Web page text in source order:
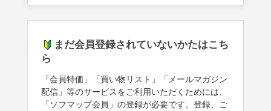
まだ会員登録されていないかたはこち
ら
「会員特価」「買い物リスト」「メールマガジン
配信」等のサービスをご利用いただくためには、
「ソフマップ会員」の登録が必要です。登録、ご